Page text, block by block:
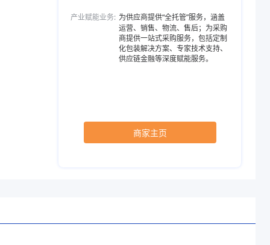
产业赋能业务: 为供应商提供“全托管”服务，涵盖
运营、销售、物流、售后；为采购
商提供一站式采购服务，包括定制
化包装解决方案、专家技术支持、
供应链金融等深度赋能服务。
商家主页